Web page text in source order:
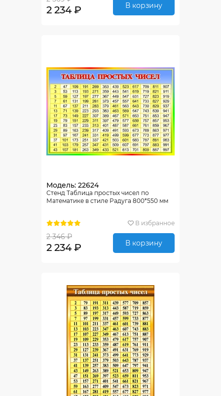
2 234 ₽ В корзину
Модель: 22624
Стенд Таблица простых чисел по
Математике в стиле Радуга 800*550 мм
В избранное
2 346 ₽
2 234 ₽ В корзину